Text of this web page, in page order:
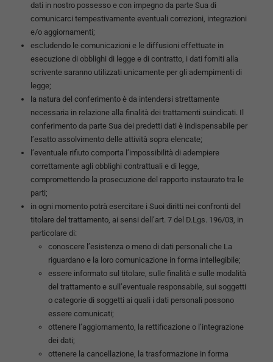
dati in nostro possesso e con impegno da parte Sua di
comunicarci tempestivamente eventuali correzioni, integrazioni
e/o aggiornamenti;
escludendo le comunicazioni e le diffusioni effettuate in
esecuzione di obblighi di legge e di contratto, i dati forniti alla
scrivente saranno utilizzati unicamente per gli adempimenti di
legge;
la natura del conferimento è da intendersi strettamente
necessaria in relazione alla finalità dei trattamenti suindicati. Il
conferimento da parte Sua dei predetti dati è indispensabile per
l’esatto assolvimento delle attività sopra elencate;
l’eventuale rifiuto comporta l’impossibilità di adempiere
correttamente agli obblighi contrattuali e di legge,
compromettendo la prosecuzione del rapporto instaurato tra le
parti;
in ogni momento potrà esercitare i Suoi diritti nei confronti del
titolare del trattamento, ai sensi dell’art. 7 del D.Lgs. 196/03, in
particolare di:
conoscere l’esistenza o meno di dati personali che La
riguardano e la loro comunicazione in forma intellegibile;
essere informato sul titolare, sulle finalità e sulle modalità
del trattamento e sull’eventuale responsabile, sui soggetti
o categorie di soggetti ai quali i dati personali possono
essere comunicati;
ottenere l’aggiornamento, la rettificazione o l’integrazione
dei dati;
ottenere la cancellazione, la trasformazione in forma